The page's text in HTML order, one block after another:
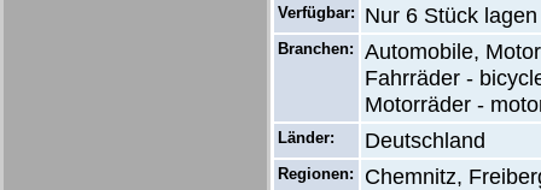
Verfügbar: Nur 6 Stück
Branchen:
Automobile,
Fahrräder -
Motorräder -
Länder: Deutschland
Regionen: Chemnitz,